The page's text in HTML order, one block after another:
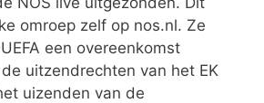
omroep zelf op nos.nl. Ze
een overeenkomst
uitzendrechten van het EK
uizenden van de